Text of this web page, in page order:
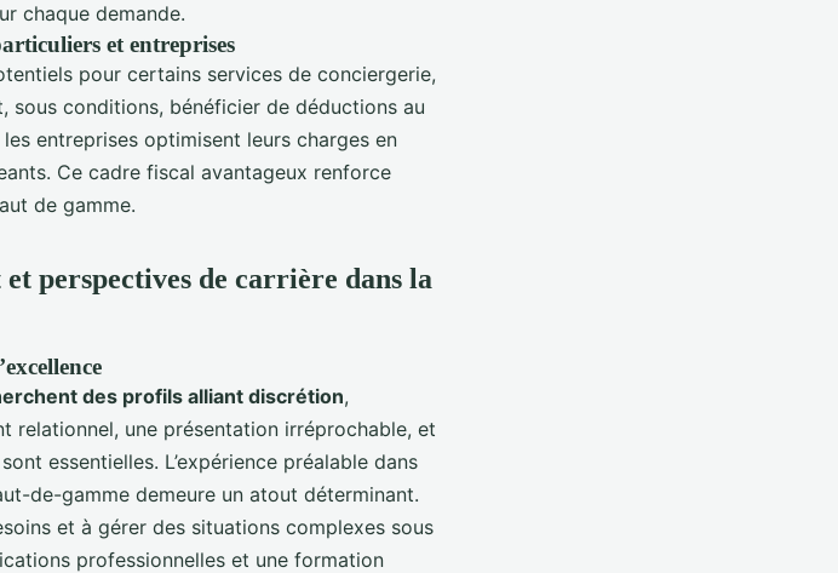
chaque demande.
et entreprises
pour certains services de conciergerie,
conditions, bénéficier de déductions au
entreprises optimisent leurs charges en
Ce cadre fiscal avantageux renforce
de gamme.
perspectives de carrière dans la
des profils alliant discrétion,
relationnel, une présentation irréprochable, et
essentielles. L’expérience préalable dans
de-gamme demeure un atout déterminant.
et à gérer des situations complexes sous
professionnelles et une formation